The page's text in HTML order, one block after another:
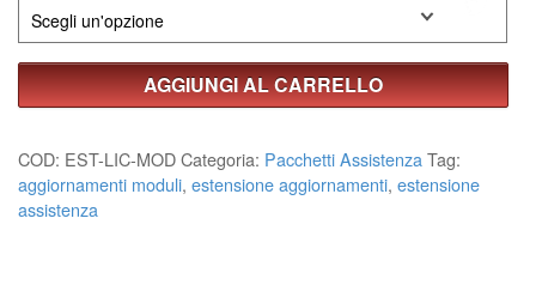
AGGIUNGI AL CARRELLO
COD: EST-LIC-MODCategoria: Pacchetti Assistenza Tag:
aggiornamenti moduli, estensione aggiornamenti, estensione
assistenza